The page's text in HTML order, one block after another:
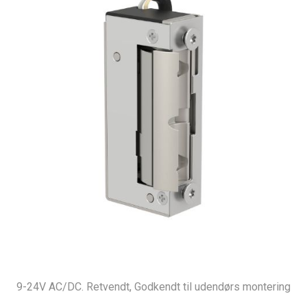
9-24V AC/DC. Retvendt, Godkendt til udendørs montering